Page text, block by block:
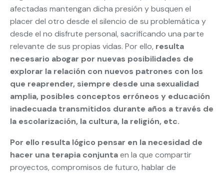
afectadas mantengan dicha presión y busquen el
placer del otro desde el silencio de su problemática y
desde el no disfrute personal, sacrificando una parte
relevante de sus propias vidas. Por ello, resulta
necesario abogar por nuevas posibilidades de
explorar la relación con nuevos patrones con los
que reaprender, siempre desde una sexualidad
amplia, posibles conceptos erróneos y educación
inadecuada transmitidos durante años a través de
la escolarización, la cultura, la religión, etc.
Por ello resulta lógico pensar en la necesidad de
hacer una terapia conjuntaen la que compartir
proyectos, compromisos de futuro, hablar de